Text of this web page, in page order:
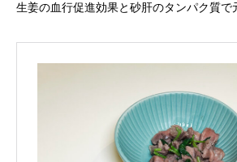
生姜の血行促進効果と砂肝のタンパク質で